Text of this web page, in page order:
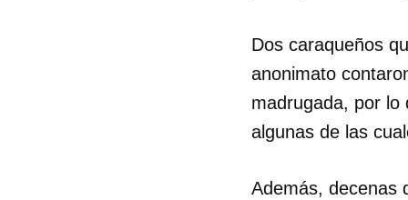
Dos caraqueños
anonimato
madrugada, por lo
algunas de las
Además, decenas